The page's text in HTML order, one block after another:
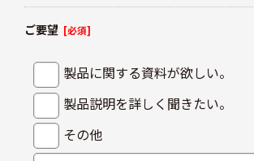
ご要望 [必須]
製品に関する資料が欲しい。
製品説明を詳しく聞きたい。
その他